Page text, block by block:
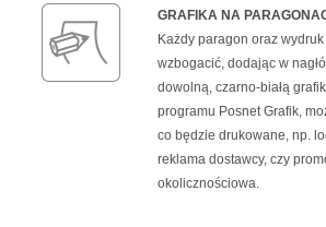
GRAFIKA NA
Każdy paragon oraz
wzbogacić, dodając w
dowolną, czarno-białą
programu Posnet Grafik,
co będzie drukowane, np.
reklama dostawcy, czy
okolicznościowa.